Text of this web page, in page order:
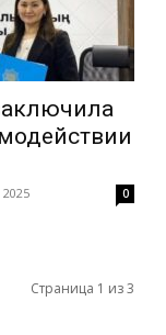
0
Страница 1 из 3